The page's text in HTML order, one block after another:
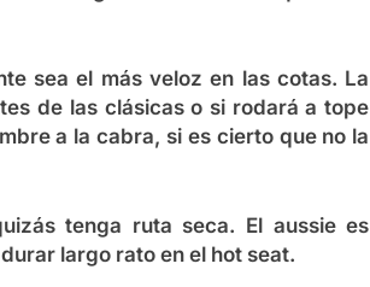
sea el más veloz en las cotas. La
de las clásicas o si rodará a tope
a la cabra, si es cierto que no la
tenga ruta seca. El aussie es
largo rato en el hot seat.